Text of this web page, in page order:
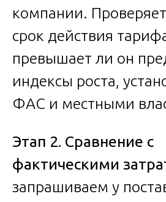
компании.
срок действия
превышает ли он
индексы роста,
ФАС и местными
Этап 2. Сравнение с
фактическими
запрашиваем у